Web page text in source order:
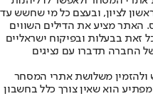
לציון, ובעצם כל מי שחשש עד
האתר מציע את הדילים השווים
זאת בבעלות ובפיקוח ישראליים
החברה תדברו עם נציגים
ולהזמין משלושת אתרי המסחר
הוא שאין צורך כלל בחשבון